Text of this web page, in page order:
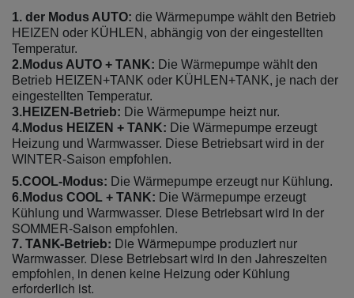
1. der Modus AUTO: die Wärmepumpe wählt den Betrieb
HEIZEN oder KÜHLEN, abhängig von der eingestellten
Temperatur.
2.Modus AUTO + TANK: Die Wärmepumpe wählt den
Betrieb HEIZEN+TANK oder KÜHLEN+TANK, je nach der
eingestellten Temperatur.
3.HEIZEN-Betrieb: Die Wärmepumpe heizt nur.
4.Modus HEIZEN + TANK: Die Wärmepumpe erzeugt
Heizung und Warmwasser. Diese Betriebsart wird in der
WINTER-Saison empfohlen.
5.COOL-Modus: Die Wärmepumpe erzeugt nur Kühlung.
6.Modus COOL + TANK: Die Wärmepumpe erzeugt
Kühlung und Warmwasser. Diese Betriebsart wird in der
SOMMER-Saison empfohlen.
7. TANK-Betrieb: Die Wärmepumpe produziert nur
Warmwasser. Diese Betriebsart wird in den Jahreszeiten
empfohlen, in denen keine Heizung oder Kühlung
erforderlich ist.